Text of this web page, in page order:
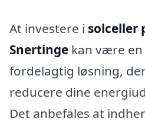
At investere i solceller
Snertinge kan være
fordelagtig løsning,
reducere dine
Det anbefales at